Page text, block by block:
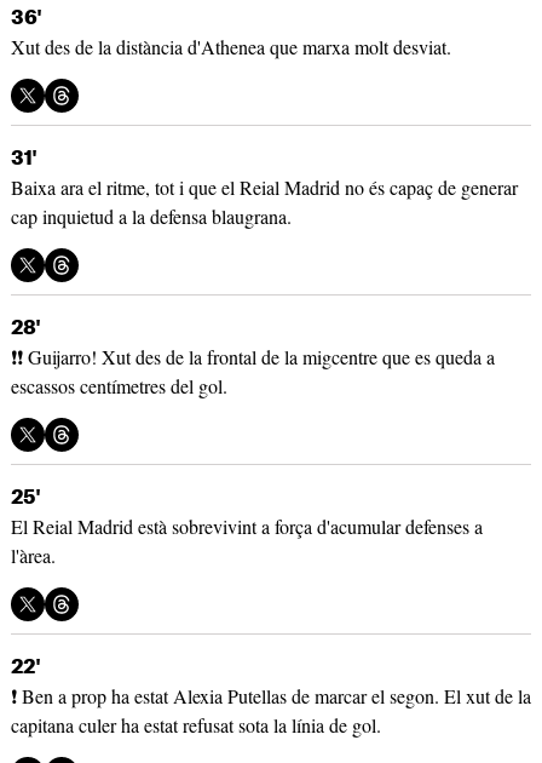
36'
Xut des de la distància d'Athenea que marxa molt desviat.
31'
Baixa ara el ritme, tot i que el Reial Madrid no és capaç de generar
cap inquietud a la defensa blaugrana.
28'
❗❗ Guijarro! Xut des de la frontal de la migcentre que es queda a
escassos centímetres del gol.
25'
El Reial Madrid està sobrevivint a força d'acumular defenses a
l'àrea.
22'
❗ Ben a prop ha estat Alexia Putellas de marcar el segon. El xut de la
capitana culer ha estat refusat sota la línia de gol.